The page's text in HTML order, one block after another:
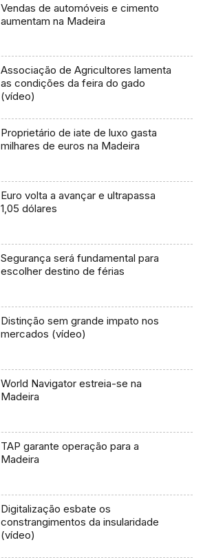
Vendas de automóveis e cimento
aumentam na Madeira
Associação de Agricultores lamenta
as condições da feira do gado
(vídeo)
Proprietário de iate de luxo gasta
milhares de euros na Madeira
Euro volta a avançar e ultrapassa
1,05 dólares
Segurança será fundamental para
escolher destino de férias
Distinção sem grande impato nos
mercados (vídeo)
World Navigator estreia-se na
Madeira
TAP garante operação para a
Madeira
Digitalização esbate os
constrangimentos da insularidade
(vídeo)